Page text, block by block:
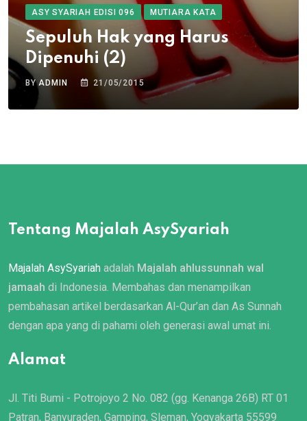
ASY SYARIAH EDISI 096 MUTIARA KATA
Sepuluh Hak yang Harus
Dipenuhi (2)
BYADMIN 21/05/2015
Tentang Majalah AsySyariah
Majalah AsySyariah adalah Majalah ahlussunnah wal
jamaah di Indonesia. Membahas dan menampilkan
pembahasan artikel berdasarkan Al-Qur’an dan As Sunnah
dengan apa yang di pahami oleh generasi awal umat ini.
Alamat
Jl. Titi Bumi - Potrojoyo 2 No. 082 (gg. Kenanga 26B) RT 01
Patran, Banyuraden, Gamping, Sleman, Yogyakarta 55599